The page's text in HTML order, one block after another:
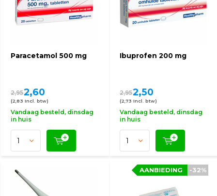
Paracetamol 500 mg
2,952,60
(2,83 Incl. btw)
Vandaag besteld, dinsdag
in huis
Ibuprofen 200 mg
2,952,50
(2,73 Incl. btw)
Vandaag besteld, dinsdag
in huis
-32%
AANBIEDING